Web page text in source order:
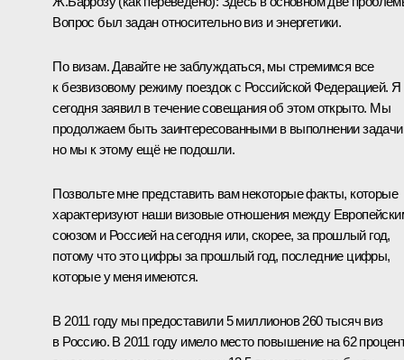
Вопрос был задан относительно виз и энергетики.
По визам. Давайте не заблуждаться, мы стремимся все
к безвизовому режиму поездок с Российской Федерацией. Я
сегодня заявил в течение совещания об этом открыто. Мы
продолжаем быть заинтересованными в выполнении
но мы к этому ещё не подошли.
Позвольте мне представить вам некоторые факты, которые
характеризуют наши визовые отношения между
союзом и Россией на сегодня или, скорее, за прошлый год,
потому что это цифры за прошлый год, последние цифры,
которые у меня имеются.
В 2011 году мы предоставили 5 миллионов 260 тысяч виз
в Россию. В 2011 году имело место повышение на 62